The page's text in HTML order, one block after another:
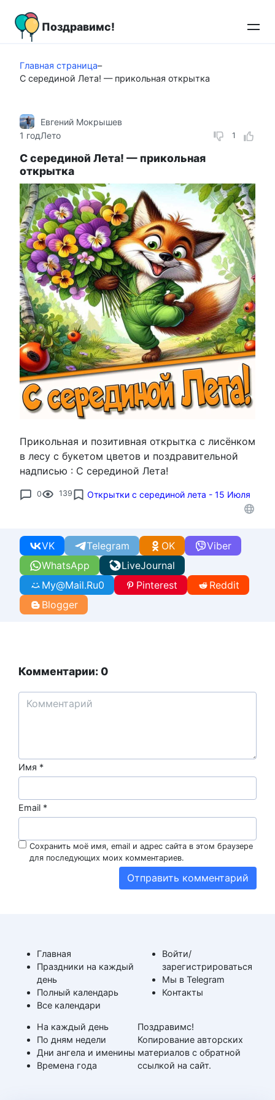
контенту
Поздравимс!
Главная страница–
С серединой Лета! — прикольная открытка
1
Евгений Мокрышев
1 годЛето
С серединой Лета! — прикольная
открытка
Прикольная и позитивная открытка с лисёнком
в лесу с букетом цветов и поздравительной
надписью : С серединой Лета!
0 139 Открытки с серединой лета - 15 Июля
WhatsApp
VK Telegram Viber
OK
LiveJournal
My@Mail.Ru0 Pinterest
Reddit
Blogger
Комментарии: 0
Имя *
Email *
Сохранить моё имя, email и адрес сайта в этом браузере
для последующих моих комментариев.
Главная
Праздники на каждый
день
Полный календарь
Все календари
На каждый день
По дням недели
Дни ангела и именины
Времена года
Войти/
зарегистрироваться
Мы в Telegram
Контакты
Поздравимс!
Копирование авторских
материалов с обратной
ссылкой на сайт.